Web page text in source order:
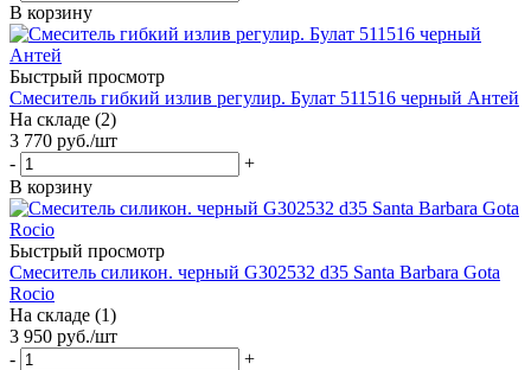
В корзину
Быстрый просмотр
Смеситель гибкий излив регулир. Булат 511516 черный Антей
На складе (2)
3 770 руб./шт
-
+
В корзину
Быстрый просмотр
Смеситель силикон. черный G302532 d35 Santa Barbara Gota
Rocio
На складе (1)
3 950 руб./шт
-
+